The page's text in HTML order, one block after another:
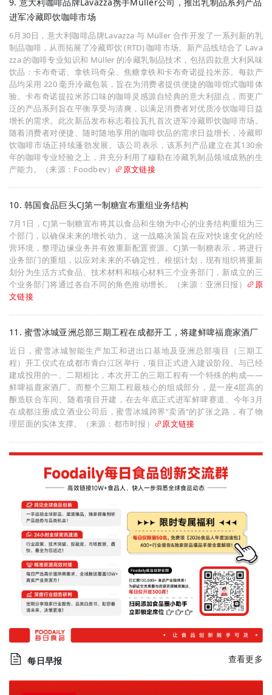
进军冷藏即饮咖啡市场
6月30日，意大利咖啡品牌Lavazza 与 Müller 合作开发了一系列新的乳
制品咖啡，从而拓展了冷藏即饮 (RTD) 咖啡市场。新产品线结合了 Lava
zza 的咖啡专业知识和 Müller 的冷藏乳制品技术，包括四款意大利风味
饮品：卡布奇诺、拿铁玛奇朵、焦糖拿铁和卡布奇诺提拉米苏。每款产
品均采用 220 毫升冷藏包装，旨在为消费者提供便捷的咖啡馆式咖啡体
验。卡布奇诺提拉米苏口味的咖啡灵感源自经典的意大利甜点，而更广
泛的产品系列旨在平衡享受与清爽，以满足消费者对优质冷饮咖啡日益
增长的需求。此次新品发布标志着拉瓦扎首次进军冷藏即饮咖啡市场。
随着消费者对便捷、随时随地享用的咖啡饮品的需求日益增长，冷藏即
饮咖啡市场正持续蓬勃发展。该公司表示，该系列产品建立在其130余
年的咖啡专业经验之上，并充分利用了穆勒在冷藏乳制品领域成熟的生
产能力。（来源：Foodbev）
原文链接
10. 韩国食品巨头CJ第一制糖宣布重组业务结构
7月1日，CJ第一制糖宣布将其以食品和生物为中心的业务结构重组为三
个部门，以确保未来的增长动力。这一战略决策旨在应对快速变化的经
营环境，整理边缘业务并有效重新配置资源。CJ第一制糖表示，将进行
业务部门的重组，以应对未来的不确定性。根据计划，现有组织将重新
划分为生活方式食品、技术材料和核心材料三个业务部门，新成立的三
个业务部门将通过各自不同的角色推动增长。（来源：亚洲日报）
原
文链接
11. 蜜雪冰城亚洲总部三期工程在成都开工，将建鲜啤福鹿家酒厂
近日，蜜雪冰城智能生产加工和进出口基地及亚洲总部项目（三期工
程）开工仪式在成都市青白江区举行，项目正式进入建设阶段。与已经
建成投用的一、二期相比，本次开工的三期工程有一个特殊的构成——
鲜啤福鹿家酒厂。而整个三期工程最核心的组成部分，是一座4层高的
酿造联合车间。随着项目开建，在去年底正式进军鲜啤赛道、今年3月
在成都注册成立酒业公司后，蜜雪冰城跨界“卖酒”的扩张之路，有了物
理层面的实体支撑。（来源：都市时报）
原文链接
每日早报 查看更多